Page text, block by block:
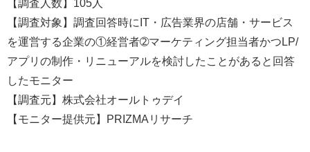
【調査人数】105人
【調査対象】調査回答時にIT・広告業界の店舗・サービス
を運営する企業の①経営者➁マーケティング担当者かつLP/
アプリの制作・リニューアルを検討したことがあると回答
したモニター
【調査元】株式会社オールトゥデイ
【モニター提供元】PRIZMAリサーチ